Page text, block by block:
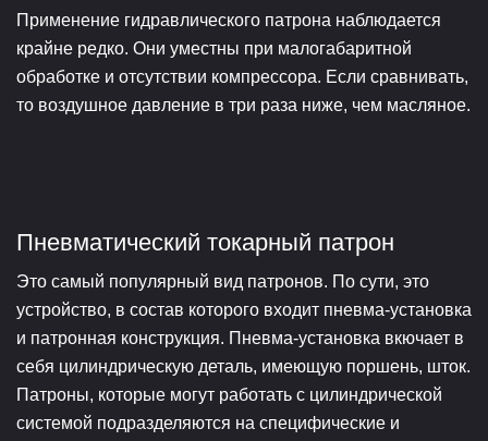
Применение гидравлического патрона наблюдается
крайне редко. Они уместны при малогабаритной
обработке и отсутствии компрессора. Если сравнивать,
то воздушное давление в три раза ниже, чем масляное.
Пневматический токарный патрон
Это самый популярный вид патронов. По сути, это
устройство, в состав которого входит пневма-установка
и патронная конструкция. Пневма-установка вкючает в
себя цилиндрическую деталь, имеющую поршень, шток.
Патроны, которые могут работать с цилиндрической
системой подразделяются на специфические и